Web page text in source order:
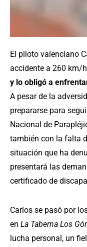
El piloto valenciano
accidente a 260 km/h
y lo obligó a
A pesar de la
prepararse para
Nacional de
también con la falta
situación que ha
presentará las
certificado de
Carlos se pasó por
en La Taberna Los
lucha personal, un